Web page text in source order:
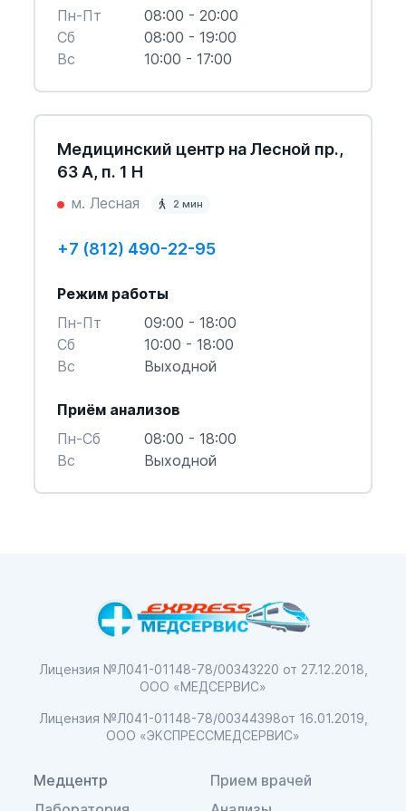
Пн-Пт
08:00 - 20:00
Cб
08:00 - 19:00
Вс
10:00 - 17:00
Медицинский центр на Лесной пр.,
63 А, п. 1 Н
м. Лесная 2 мин
+7 (812) 490-22-95
Режим работы
Пн-Пт
09:00 - 18:00
Cб
10:00 - 18:00
Вс
Выходной
Приём анализов
Пн-Cб
08:00 - 18:00
Вс
Выходной
Лицензия №Л041-01148-78/00343220 от 27.12.2018,
ООО «МЕДСЕРВИС»
Лицензия №Л041-01148-78/00344398от 16.01.2019,
ООО «ЭКСПРЕССМЕДСЕРВИС»
Медцентр
Прием врачей